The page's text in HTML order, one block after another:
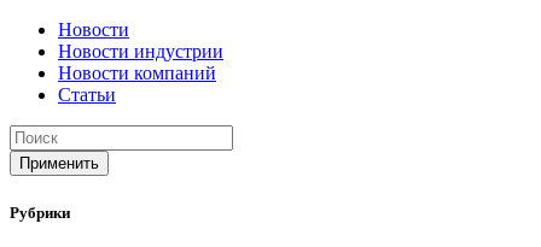
Новости
Новости индустрии
Новости компаний
Статьи
Применить
Рубрики